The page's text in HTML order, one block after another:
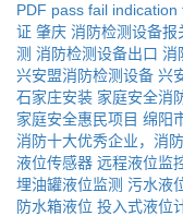
PDF pass fail indication
证 肇庆 消防检测设备报
测 消防检测设备出口 消
兴安盟消防检测设备 兴
石家庄安装 家庭安全消
家庭安全惠民项目 绵阳
消防十大优秀企业，消
液位传感器 远程液位监
埋油罐液位监测 污水液
防水箱液位 投入式液位